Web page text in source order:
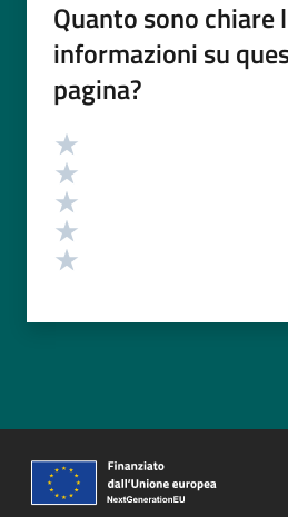
Quanto sono chiare
informazioni su
pagina?
Valutazione